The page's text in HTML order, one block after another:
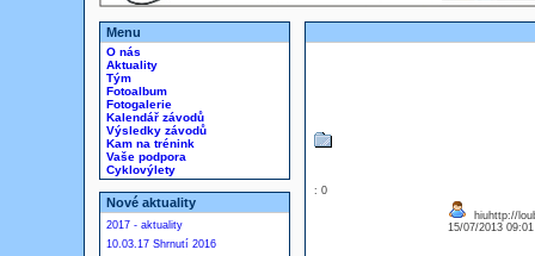
Menu
O nás
Aktuality
Tým
Fotoalbum
Fotogalerie
Kalendář závodů
Výsledky závodů
Kam na trénink
Vaše podpora
Cyklovýlety
Nové aktuality
2017 - aktuality
10.03.17 Shrnutí 2016
: 0
hiuhttp://
15/07/2013